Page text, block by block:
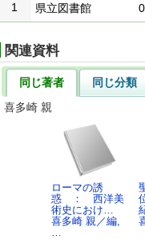
1
県立図書館
関連資料
同じ著者 同じ分類
喜多崎 親
ローマの誘
惑 ： 西洋美
術史におけ…
喜多崎 親／編,
…